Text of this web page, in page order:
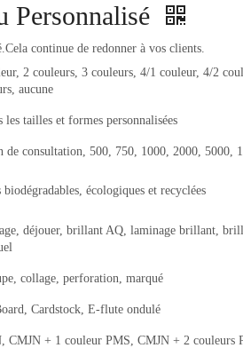
Personnalisé
continue de redonner à vos clients.
2 couleurs, 3 couleurs, 4/1 couleur, 4/2
aucune
les tailles et formes personnalisées
de consultation, 500, 750, 1000, 2000, 5000,
biodégradables, écologiques et recyclées
déjouer, brillant AQ, laminage brillant,
collage, perforation, marqué
Cardstock, E-flute ondulé
CMJN + 1 couleur PMS, CMJN + 2 couleurs